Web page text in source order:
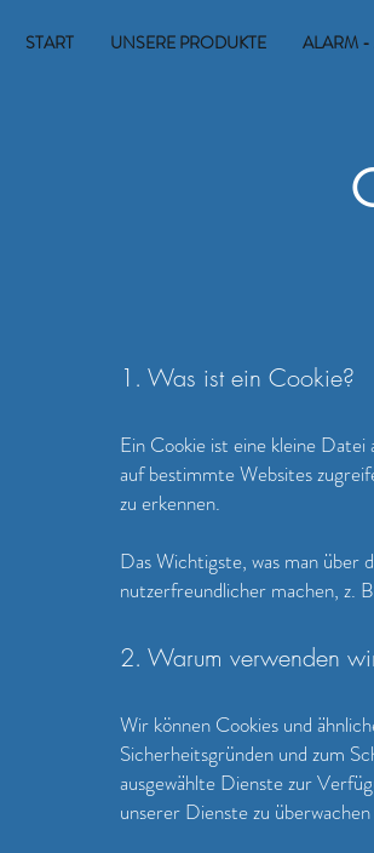
START UNSERE PRODUKTE ALARM
1. Was ist ein Cookie?
Ein Cookie ist eine kleine
auf bestimmte Websites
zu erkennen.
Das Wichtigste, was man über
nutzerfreundlicher machen, z.
2. Warum verwenden
Wir können Cookies und
Sicherheitsgründen und zum
ausgewählte Dienste zur
unserer Dienste zu